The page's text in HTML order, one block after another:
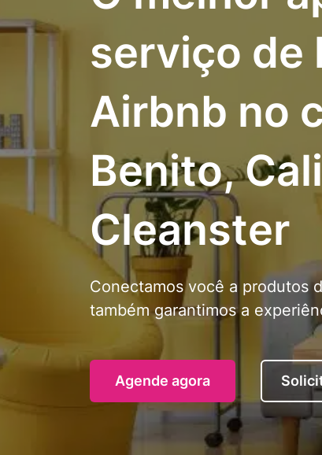
serviço de
Airbnb no
Benito,
Cleanster
Conectamos você a produtos
também garantimos a
Agende agora